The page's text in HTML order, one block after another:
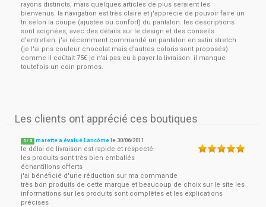
rayons distincts, mais quelques articles de plus seraient les
bienvenus. la navigation est très claire et j'apprécie de pouvoir faire un
tri selon la coupe (ajustée ou confort) du pantalon. les descriptions
sont soignées, avec des détails sur le design et des conseils
d'entretien. j'ai récemment commandé un pantalon en satin stretch
(je l'ai pris couleur chocolat mais d'autres coloris sont proposés).
comme il coûtait 75€ je n'ai pas eu à payer la livraison. il manque
toutefois un coin promos.
Les clients ont apprécié ces boutiques
5 / 5 marette a évalué Lancôme le30/06/2011
le délai de livraison est rapide et respecté
les produits sont très bien emballés
échantillons offerts
j'ai bénéficié d'une réduction sur ma commande
très bon produits de cette marque et beaucoup de choix sur le site les
informations sur les produits sont complètes et les explications
précises